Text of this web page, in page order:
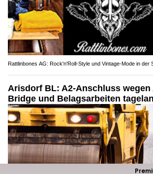
Rattlinbones AG: Rock'n'Roll-Style und Vintage-Mode in der
Arisdorf BL: A2-Anschluss wegen
Bridge und Belagsarbeiten